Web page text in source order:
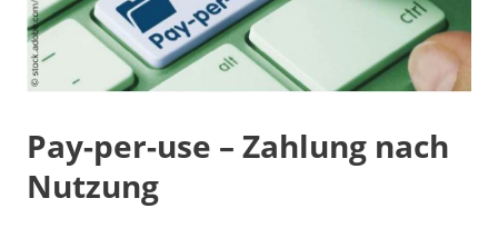
Pay-per-use – Zahlung nach
Nutzung